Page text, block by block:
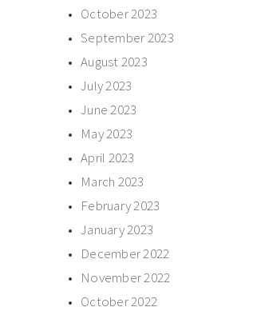
October 2023
September 2023
August 2023
July 2023
June 2023
May 2023
April 2023
March 2023
February 2023
January 2023
December 2022
November 2022
October 2022